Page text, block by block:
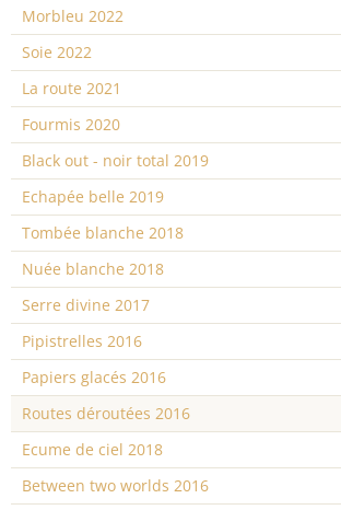
Morbleu 2022
Soie 2022
La route 2021
Fourmis 2020
Black out - noir total 2019
Echapée belle 2019
Tombée blanche 2018
Nuée blanche 2018
Serre divine 2017
Pipistrelles 2016
Papiers glacés 2016
Routes déroutées 2016
Ecume de ciel 2018
Between two worlds 2016